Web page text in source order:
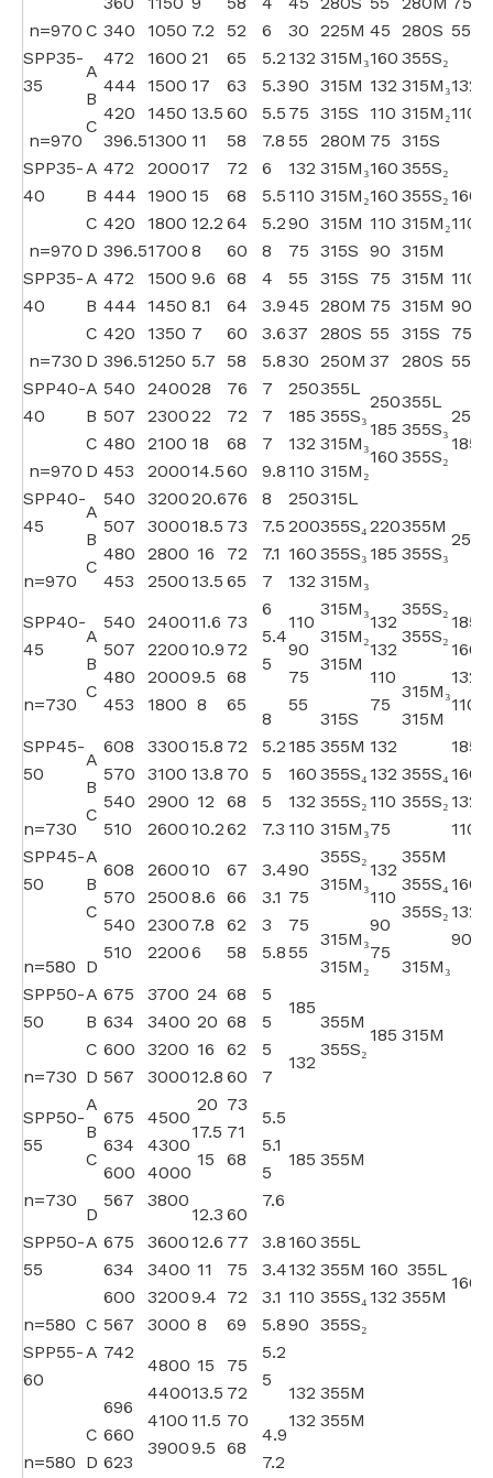
n=970 C 340
1050 7.2
52
6
30 225M 45 280S 55
SPP35-
35
n=970
A
B
C
472
444
420
396.5
1600
1500
1450
1300
21
17
13.5
11
65
63
60
58
5.2
5.3
5.5
7.8
132
90
75
55
315M₃
315M
315S
280M
160
132
110
75
355S₂
315M₃
315M₂
315S
132
110
SPP35-
40
n=970
A
B
C
D
472
444
420
396.5
2000
1900
1800
1700
17
15
12.2
8
72
68
64
60
6
5.5
5.2
8
132
110
90
75
315M₃
315M₂
315M
315S
160
160
110
90
355S₂
355S₂
315M₂
315M
160
110
SPP35-
40
n=730
A
B
C
D
472
444
420
396.5
1500
1450
1350
1250
9.6
8.1
7
5.7
68
64
60
58
4
3.9
3.6
5.8
55
45
37
30
315S
280M
280S
250M
75
75
55
37
315M
315M
315S
280S
110
90
75
55
SPP40-
40
n=970
A
B
C
D
540
507
480
453
2400
2300
2100
2000
28
22
18
14.5
76
72
68
60
7
7
7
9.8
250
185
132
110
355L
355S₃
315M₃
315M₂
250
185
160
355L
355S₃
355S₂
250
185
SPP40-
45
n=970
A
B
C
540
507
480
453
3200
3000
2800
2500
20.6
18.5
16
13.5
76
73
72
65
8
7.5
7.1
7
250
200
160
132
315L
355S₄
355S₃
315M₃
220
185
355M
355S₃
250
SPP40-
45
n=730
A
B
C
540
507
480
453
2400
2200
2000
1800
11.6
10.9
9.5
8
73
72
68
65
6
5.4
5
8
110
90
75
55
315M₃
315M₂
315M
315S
132
132
110
75
355S₂
355S₂
315M₃
315M
185
160
132
110
SPP45-
50
n=730
A
B
C
608
570
540
510
3300
3100
2900
2600
15.8
13.8
12
10.2
72
70
68
62
5.2
5
5
7.3
185
160
132
110
355M
355S₄
355S₂
315M₃
132
132
110
75
355S₄
355S₂
185
160
132
110
SPP45-
50
n=580
A
B
C
D
608
570
540
510
2600
2500
2300
2200
10
8.6
7.8
6
67
66
62
58
3.4
3.1
3
5.8
90
75
75
55
355S₂
315M₃
315M₃
315M₂
132
110
90
75
355M
355S₄
355S₂
315M₃
160
132
90
SPP50-
50
n=730
A
B
C
D
675
634
600
567
3700
3400
3200
3000
24
20
16
12.8
68
68
62
60
5
5
5
7
185
132
355M
355S₂
185 315M
SPP50-
55
n=730
A
B
C
D
675
634
600
567
4500
4300
4000
3800
20
17.5
15
12.3
73
71
68
60
5.5
5.1
5
7.6
185 355M
SPP50-
55
n=580
A
C
675
634
600
567
3600
3400
3200
3000
12.6
11
9.4
8
77
75
72
69
3.8
3.4
3.1
5.8
160
132
110
90
355L
355M
355S₄
355S₂
160
132
355L
355M
160
SPP55-
60
n=580
A
C
D
742
696
660
623
4800
4400
4100
3900
15
13.5
11.5
9.5
75
72
70
68
5.2
5
4.9
7.2
132
132
355M
355M